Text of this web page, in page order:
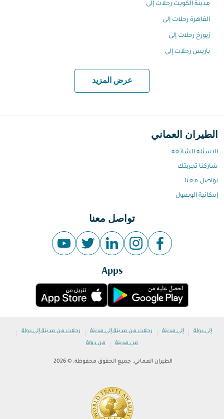
مدينة الكويت رحلات إلى
القاهرة رحلات إلى
زيورخ رحلات إلى
باريس رحلات إلى
عرض المزيد
الطيران العماني
الاسئلة الشائعة
شاركنا تجربتك
تواصل معنا
إمكانية الوصول
تواصل معنا
Apps
إلى دولة | إلى مدينة | رحلات من مدينة إلى مدينة | رحلات من مدينة إلى دولة |
من مدينة | من دولة
الطيران العماني. جميع الحقوق محفوظة. © 2026